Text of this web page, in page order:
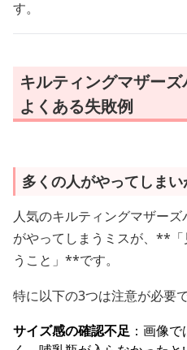
す。
キルティングマザー
よくある失敗例
多くの人がやってしま
人気のキルティングマザー
がやってしまうミスが、**「
うこと」**です。
特に以下の3つは注意が必要で
サイズ感の確認不足 ：画像